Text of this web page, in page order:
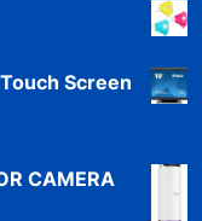
Screen
CAMERA